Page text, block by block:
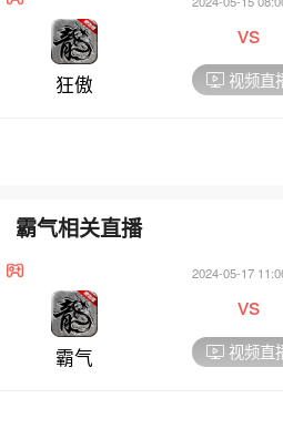
狂傲
vs
视频直
霸气相关直播
霸气
2024-05-17
vs
视频直